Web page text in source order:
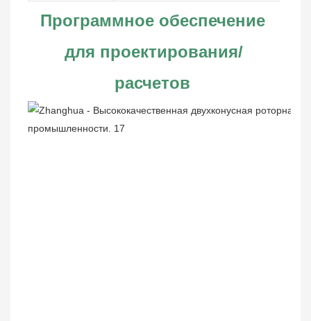
Программное обеспечение
для проектирования/
расчетов